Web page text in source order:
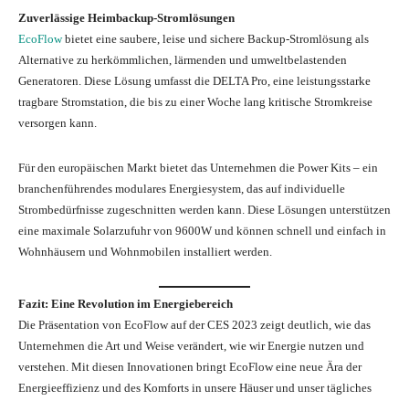
Zuverlässige Heimbackup-Stromlösungen
EcoFlowbietet eine saubere, leise und sichere Backup-Stromlösung als
Alternative zu herkömmlichen, lärmenden und umweltbelastenden
Generatoren. Diese Lösung umfasst die DELTA Pro, eine leistungsstarke
tragbare Stromstation, die bis zu einer Woche lang kritische Stromkreise
versorgen kann.
Für den europäischen Markt bietet das Unternehmen die Power Kits – ein
branchenführendes modulares Energiesystem, das auf individuelle
Strombedürfnisse zugeschnitten werden kann. Diese Lösungen unterstützen
eine maximale Solarzufuhr von 9600W und können schnell und einfach in
Wohnhäusern und Wohnmobilen installiert werden.
Fazit: Eine Revolution im Energiebereich
Die Präsentation von EcoFlow auf der CES 2023 zeigt deutlich, wie das
Unternehmen die Art und Weise verändert, wie wir Energie nutzen und
verstehen. Mit diesen Innovationen bringt EcoFlow eine neue Ära der
Energieeffizienz und des Komforts in unsere Häuser und unser tägliches